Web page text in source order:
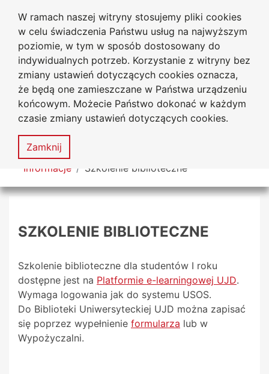
W ramach naszej witryny stosujemy pliki cookies
w celu świadczenia Państwu usług na najwyższym
poziomie, w tym w sposób dostosowany do
indywidualnych potrzeb. Korzystanie z witryny bez
zmiany ustawień dotyczących cookies oznacza,
że będą one zamieszczane w Państwa urządzeniu
końcowym. Możecie Państwo dokonać w każdym
czasie zmiany ustawień dotyczących cookies.
Zamknij
Przejdź do głównego menu
Przejdź do treści
Przejdź do wyszukiwarki
Przejdź do mapy serwisu
Biblioteka Uniwersytecka
Uniwersytetu Jana Długosza
w Częstochowie
Deklaracja
dostępności
Mapa
serwisu
MENU
Tutaj jesteś
Informacje Szkolenie biblioteczne
SZKOLENIE BIBLIOTECZNE
Szkolenie biblioteczne dla studentów I roku
dostępne jest na Platformie e-learningowej UJD.
Wymaga logowania jak do systemu USOS.
Do Biblioteki Uniwersyteckiej UJD można zapisać
się poprzez wypełnienie formularza lub w
Wypożyczalni.